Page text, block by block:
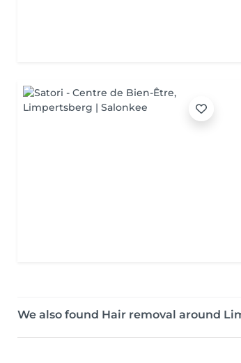
We also found Hair removal around